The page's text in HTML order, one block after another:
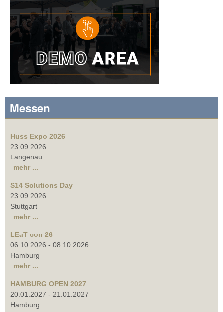
Messen
Huss Expo 2026
23.09.2026
Langenau
mehr ...
S14 Solutions Day
23.09.2026
Stuttgart
mehr ...
LEaT con 26
06.10.2026 - 08.10.2026
Hamburg
mehr ...
HAMBURG OPEN 2027
20.01.2027 - 21.01.2027
Hamburg